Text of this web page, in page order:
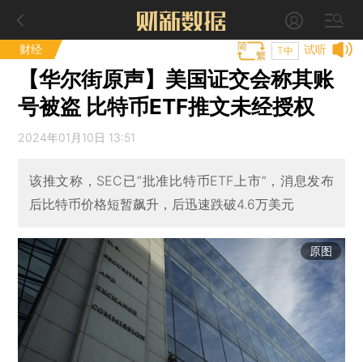
财经 试听
T中
【华尔街原声】美国证交会称其账
号被盗 比特币ETF推文未经授权
2024年01月10日 13:51
该推文称，SEC已“批准比特币ETF上市”，消息发布
后比特币价格短暂飙升，后迅速跌破4.6万美元
原图